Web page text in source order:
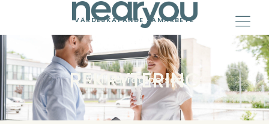
content
VÄRDESKAPANDE SAMARBETE
REKRYTERING​
Vi hittar rätt person